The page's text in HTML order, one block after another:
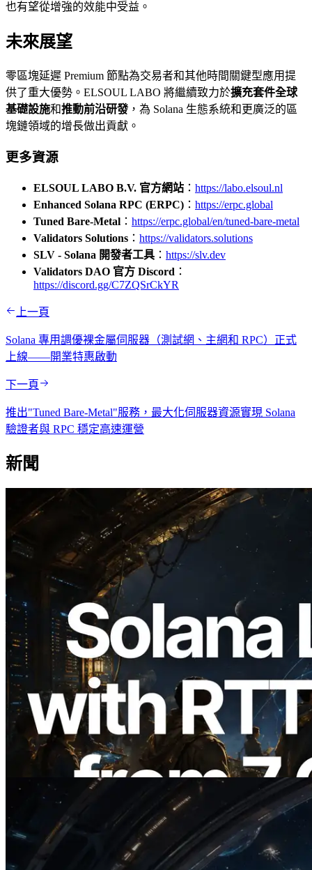
也有望從增強的效能中受益。
未來展望
零區塊延遲 Premium 節點為交易者和其他時間關鍵型應用提
供了重大優勢。ELSOUL LABO 將繼續致力於擴充套件全球
基礎設施和推動前沿研發 ，為 Solana 生態系統和更廣泛的區
塊鏈領域的增長做出貢獻。
更多資源
ELSOUL LABO B.V. 官方網站 ： https://labo.elsoul.nl
Enhanced Solana RPC (ERPC) ： https://erpc.global
Tuned Bare-Metal ： https://erpc.global/en/tuned-bare-metal
Validators Solutions ： https://validators.solutions
SLV - Solana 開發者工具 ： https://slv.dev
Validators DAO 官方 Discord ：
https://discord.gg/C7ZQSrCkYR
上一頁
Solana 專用調優裸金屬伺服器（測試網、主網和 RPC）正式
上線——開業特惠啟動
下一頁
推出"Tuned Bare-Metal"服務，最大化伺服器資源實現 Solana
驗證者與 RPC 穩定高速運營
新聞
2026.08.05
ERPC 擴展 Solana Leader Slot API：新
增全球 7 個區域的 Ping 測量 —
Validators Information API 同步上線